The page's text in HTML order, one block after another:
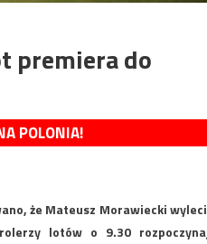
premiera do
POLONIA!
że Mateusz Morawiecki
lotów o 9.30